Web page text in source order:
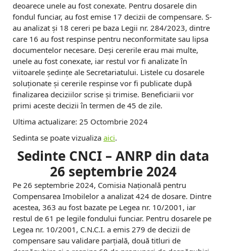
deoarece unele au fost conexate. Pentru dosarele din
fondul funciar, au fost emise 17 decizii de compensare. S-
au analizat și 18 cereri pe baza Legii nr. 284/2023, dintre
care 16 au fost respinse pentru neconformitate sau lipsa
documentelor necesare. Deși cererile erau mai multe,
unele au fost conexate, iar restul vor fi analizate în
viitoarele ședințe ale Secretariatului. Listele cu dosarele
soluționate și cererile respinse vor fi publicate după
finalizarea deciziilor scrise și trimise. Beneficiarii vor
primi aceste decizii în termen de 45 de zile.
Ultima actualizare: 25 Octombrie 2024
Sedinta se poate vizualiza aici.
Sedinte CNCI – ANRP din data
26 septembrie 2024
Pe 26 septembrie 2024, Comisia Națională pentru
Compensarea Imobilelor a analizat 424 de dosare. Dintre
acestea, 363 au fost bazate pe Legea nr. 10/2001, iar
restul de 61 pe legile fondului funciar. Pentru dosarele pe
Legea nr. 10/2001, C.N.C.I. a emis 279 de decizii de
compensare sau validare parțială, două titluri de